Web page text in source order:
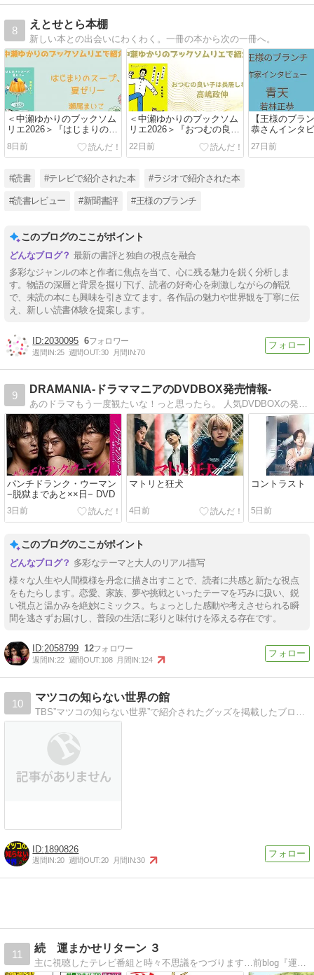
8
えとせとら本棚
新しい本との出会いにわくわく。一冊の本から次の一冊へ。
＜中瀬ゆかりのブックソム
リエ2026＞『はじまりのス
ープ、夏ゼリー』 瀬尾まい
こ著の紹介
8日前
＜中瀬ゆかりのブックソム
リエ2026＞『おつむの良い
子は長居しない』高嶋政伸
著の紹介
22日前
【王様のブラ
恭さんインタ
＞（2026年7
27日前
#読書 #テレビで紹介された本 #ラジオで紹介された本
#読書レビュー #新聞書評 #王様のブランチ
このブログのここがポイント
最新の書評と独自の視点を融合
多彩なジャンルの本と作者に焦点を当て、心に残る魅力を鋭く分析しま
す。物語の深層と背景を掘り下げ、読者の好奇心を刺激しながらの解説
で、未読の本にも興味を引き立てます。各作品の魅力や世界観を丁寧に伝
え、新しい読書体験を提案します。
2030095 6
週間IN:25 週間OUT:30 月間IN:70
9
DRAMANIA-ドラママニアのDVDBOX発売情報-
パンチドランク・ウーマン
−脱獄まであと××日− DVD
3日前
マトリと狂犬
4日前
コントラスト
5日前
このブログのここがポイント
多彩なテーマと大人のリアル描写
様々な人生や人間模様を丹念に描き出すことで、読者に共感と新たな視点
をもたらします。恋愛、家族、夢や挑戦といったテーマを巧みに扱い、鋭
い視点と温かみを絶妙にミックス。ちょっとした感動や考えさせられる瞬
間を逃さずお届けし、普段の生活に彩りと味付けを添える存在です。
2058799 12
週間IN:22 週間OUT:108 月間IN:124
10
マツコの知らない世界の館
1890826
週間IN:20 週間OUT:20 月間IN:30
11
続 運まかせリターン ３